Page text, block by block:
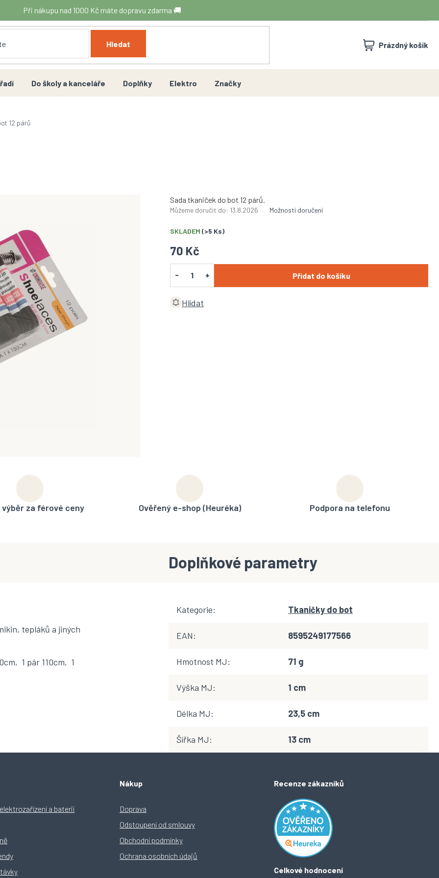
Při nákupu nad 1000 Kč máte dopravu zdarma 🚚
Hledat
NÁKUPNÍ
Prázdný košík
Do školy a kanceláře Doplňky Elektro Značky
12 párů
70 Kč
SKLADEM (>5 Ks)
Můžeme doručit do: 13.8.2026 Možnosti doručení
Přidat do košíku
Sada tkaniček do bot 12 párů.
Hlídat
výběr za férové ceny Ověřený e-shop (Heuréka) Podpora na telefonu
tepláků a jiných
1 pár 110cm, 1
Doplňkové parametry
Kategorie: Tkaničky do bot
EAN: 8595249177566
Hmotnost MJ: 71 g
Výška MJ: 1 cm
Délka MJ: 23,5 cm
Šířka MJ: 13 cm
a baterií
Nákup
Doprava
Odstoupení od smlouvy
Obchodní podmínky
Ochrana osobních údajů
Recenze zákazníků
Celkové hodnocení